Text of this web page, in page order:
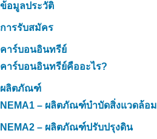
ข้อมูลประวัติ
การรับสมัคร
คาร์บอนอินทรีย์
คาร์บอนอินทรีย์คืออะไร?
ผลิตภัณฑ์
NEMA1 – ผลิตภัณฑ์บำบัดสิ่งแวดล้อม
NEMA2 – ผลิตภัณฑ์ปรับปรุงดิน